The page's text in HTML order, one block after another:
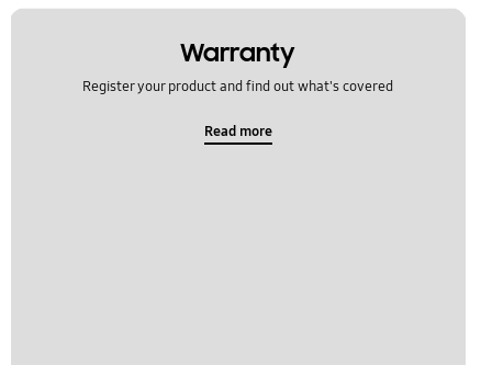
Warranty
Register your product and find out what's covered
Read more